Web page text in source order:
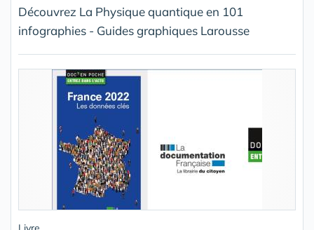
Découvrez La Physique quantique en 101
infographies - Guides graphiques Larousse